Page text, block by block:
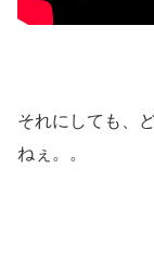
それにしても、
ねぇ。。